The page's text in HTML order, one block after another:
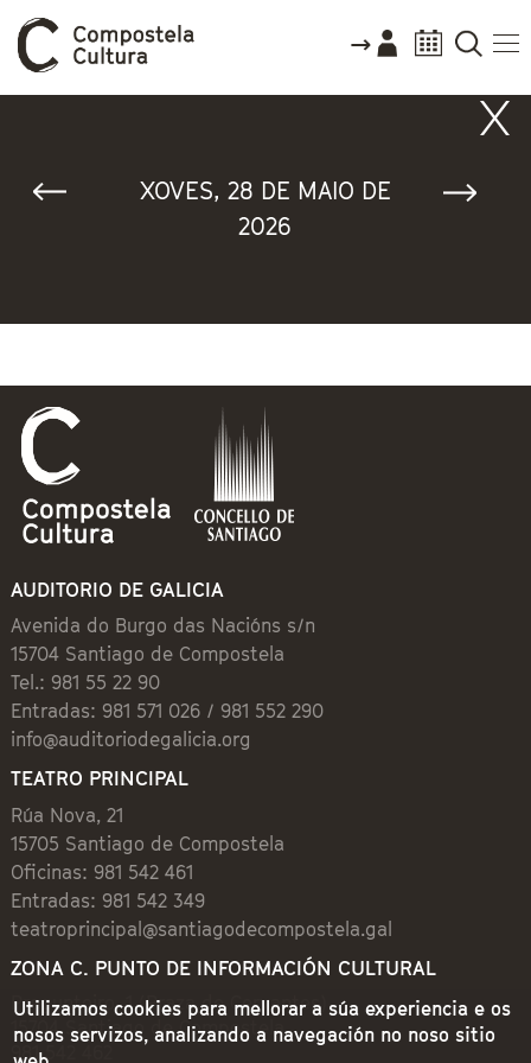
XOVES, 28 DE MAIO DE
2026
AUDITORIO DE GALICIA
Avenida do Burgo das Nacións s/n
15704 Santiago de Compostela
Tel.: 981 55 22 90
Entradas: 981 571 026 / 981 552 290
info@auditoriodegalicia.org
TEATRO PRINCIPAL
Rúa Nova, 21
15705 Santiago de Compostela
Oficinas: 981 542 461
Entradas: 981 542 349
teatroprincipal@santiagodecompostela.gal
ZONA C. PUNTO DE INFORMACIÓN CULTURAL
Preguntoiro, 1 (Praza de Cervantes)
15704 Santiago de Compostela
981 542 462
Utilizamos cookies para mellorar a súa experiencia e os
nosos servizos, analizando a navegación no noso sitio